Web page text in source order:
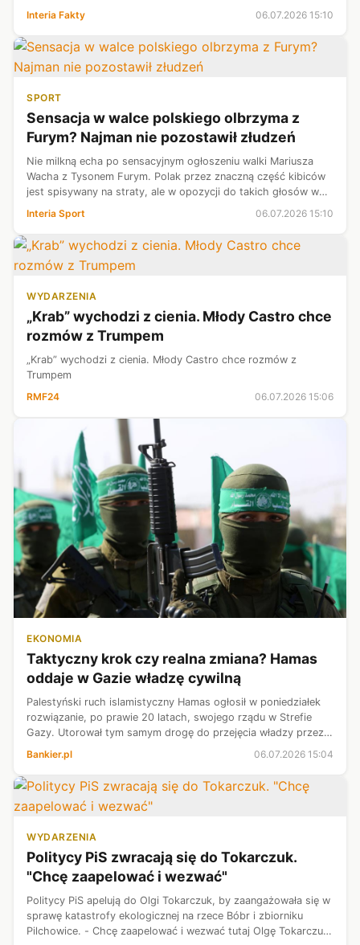
Dotyczyły między innymi pomników...
Interia Fakty 06.07.2026 15:10
SPORT
Sensacja w walce polskiego olbrzyma z
Furym? Najman nie pozostawił złudzeń
Nie milkną echa po sensacyjnym ogłoszeniu walki Mariusza
Wacha z Tysonem Furym. Polak przez znaczną część kibiców
jest spisywany na straty, ale w opozycji do takich głosów w
ust znanego fr...
Interia Sport 06.07.2026 15:10
WYDARZENIA
„Krab” wychodzi z cienia. Młody Castro chce
rozmów z Trumpem
„Krab” wychodzi z cienia. Młody Castro chce rozmów z
Trumpem
RMF24
06.07.2026 15:06
EKONOMIA
Taktyczny krok czy realna zmiana? Hamas
oddaje w Gazie władzę cywilną
Palestyński ruch islamistyczny Hamas ogłosił w poniedziałek
rozwiązanie, po prawie 20 latach, swojego rządu w Strefie
Gazy. Utorował tym samym drogę do przejęcia władzy przez
po zakończeniu ...
Bankier.pl 06.07.2026 15:04
WYDARZENIA
Politycy PiS zwracają się do Tokarczuk.
"Chcę zaapelować i wezwać"
Politycy PiS apelują do Olgi Tokarczuk, by zaangażowała się w
sprawę katastrofy ekologicznej na rzece Bóbr i zbiorniku
Pilchowice. - Chcę zaapelować i wezwać tutaj Olgę Tokarczuk